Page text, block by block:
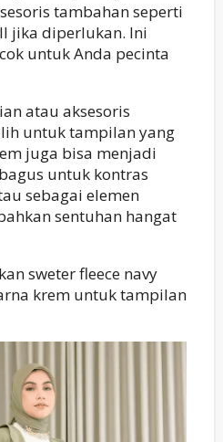
tambahan seperti
jika diperlukan. Ini
untuk Anda pecinta
atau aksesoris
untuk tampilan yang
juga bisa menjadi
untuk kontras
sebagai elemen
sentuhan hangat
sweter fleece navy
krem ​​untuk tampilan